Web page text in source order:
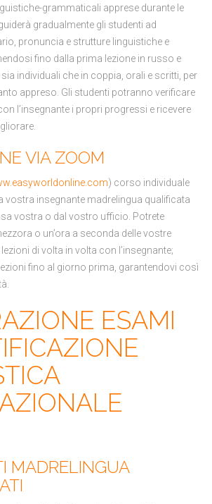
grammaticali apprese durante le
gradualmente gli studenti ad
pronuncia e strutture linguistiche e
fino dalla prima lezione in russo e
individuali che in coppia, orali e scritti, per
appreso. Gli studenti potranno verificare
l’insegnante i propri progressi e ricevere
VIA ZOOM
) corso individuale
vostra insegnante madrelingua qualificata
vostra o dal vostro ufficio. Potrete
o un’ora a seconda delle vostre
di volta in volta con l’insegnante;
fino al giorno prima, garantendovi così
ESAMI
MADRELINGUA